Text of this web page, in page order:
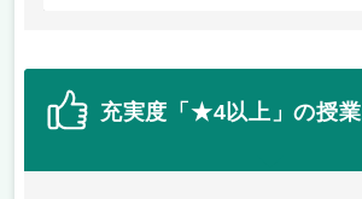
充実度「★4以上」の授業